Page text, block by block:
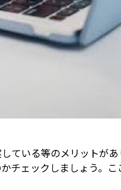
ている等のメリットが
チェックしましょう。こ